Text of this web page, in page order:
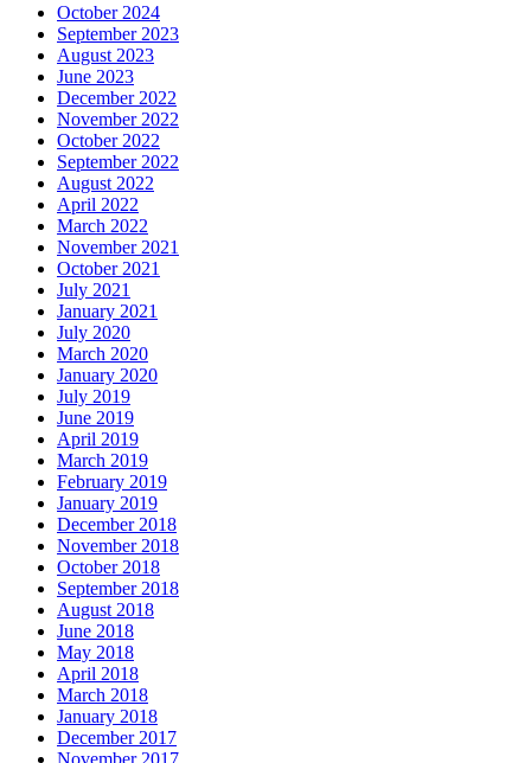
October 2024
September 2023
August 2023
June 2023
December 2022
November 2022
October 2022
September 2022
August 2022
April 2022
March 2022
November 2021
October 2021
July 2021
January 2021
July 2020
March 2020
January 2020
July 2019
June 2019
April 2019
March 2019
February 2019
January 2019
December 2018
November 2018
October 2018
September 2018
August 2018
June 2018
May 2018
April 2018
March 2018
January 2018
December 2017
November 2017